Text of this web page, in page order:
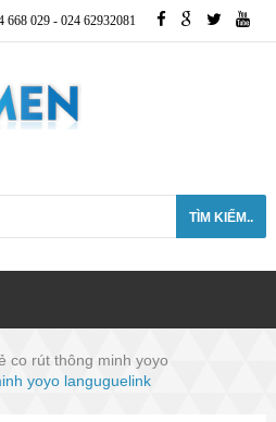
668 029 - 024 62932081
TÌM KIẾM..
co rút thông minh yoyo
yoyo languguelink